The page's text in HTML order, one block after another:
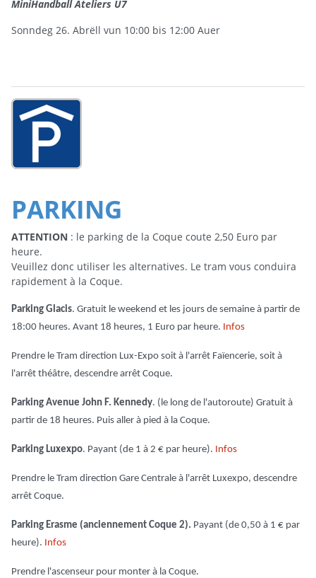
MiniHandball Ateliers U7
Sonndeg 26. Abrëll vun 10:00 bis 12:00 Auer
PARKING
ATTENTION : le parking de la Coque coute 2,50 Euro par
heure.
Veuillez donc utiliser les alternatives. Le tram vous conduira
rapidement à la Coque.
Parking Glacis. Gratuit le weekend et les jours de semaine à partir de
18:00 heures. Avant 18 heures, 1 Euro par heure. Infos
Prendre le Tram direction Lux-Expo soit à l'arrêt Faïencerie, soit à
l'arrêt théâtre, descendre arrêt Coque.
Parking Avenue John F. Kennedy. (le long de l'autoroute) Gratuit à
partir de 18 heures. Puis aller à pied à la Coque.
Parking Luxexpo. Payant (de 1 à 2 € par heure). Infos
Prendre le Tram direction Gare Centrale à l'arrêt Luxexpo, descendre
arrêt Coque.
Parking Erasme (anciennement Coque 2). Payant (de 0,50 à 1 € par
heure). Infos
Prendre l'ascenseur pour monter à la Coque.